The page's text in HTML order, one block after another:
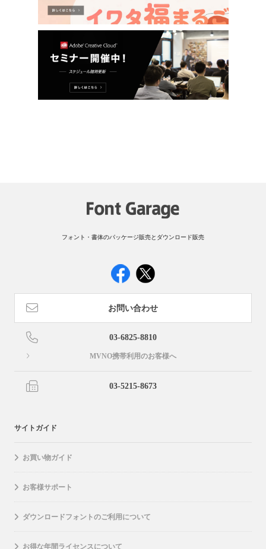
フォント・書体のパッケージ販売とダウンロード販売
お問い合わせ
03-6825-8810
MVNO携帯利用のお客様へ
03-5215-8673
サイトガイド
お買い物ガイド
お客様サポート
ダウンロードフォントのご利用について
お得な年間ライセンスについて